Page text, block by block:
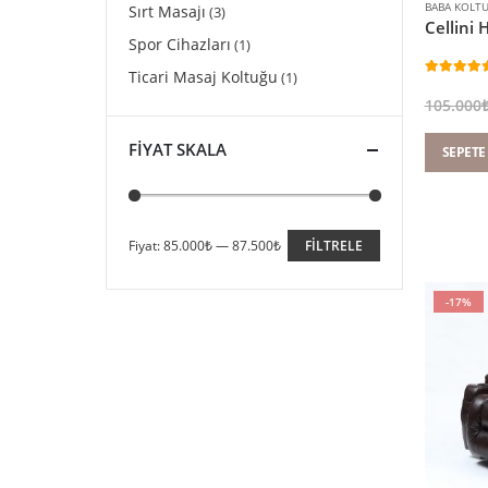
BABA
105.000
-17%
Sırt Masajı (3)
Spor Cihazları (1)
Ticari Masaj Koltuğu (1)
FIYAT SKALA
En
En
FILTRELE
Fiyat:85.000₺—87.500₺